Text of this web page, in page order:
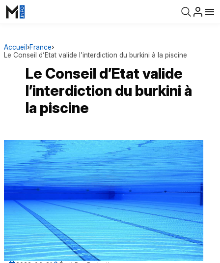
Accueil ›France›
Le Conseil d’Etat valide l’interdiction du burkini à la piscine
Le Conseil d’Etat valide
l’interdiction du burkini à
la piscine